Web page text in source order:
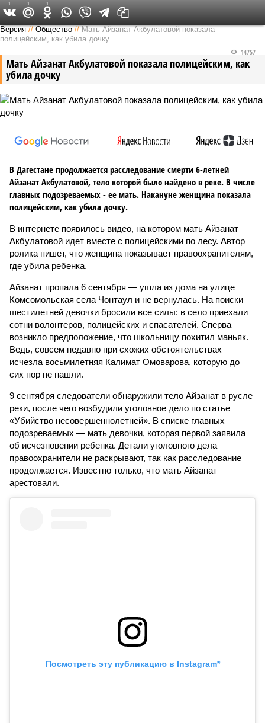
Версия на Кавказе
Версия //Общество //Мать Айзанат Акбулатовой показала
полицейским, как убила дочку
Мать Айзанат Акбулатовой показала полицейским, как
убила дочку
14757
В Дагестане продолжается расследование смерти 6-летней
Айзанат Акбулатовой, тело которой было найдено в реке. В числе
главных подозреваемых - ее мать. Накануне женщина показала
полицейским, как убила дочку.
В интернете появилось видео, на котором мать Айзанат
Акбулатовой идет вместе с полицейскими по лесу. Автор
ролика пишет, что женщина показывает правоохранителям,
где убила ребенка.
Айзанат пропала 6 сентября — ушла из дома на улице
Комсомольская села Чонтаул и не вернулась. На поиски
шестилетней девочки бросили все силы: в село приехали
сотни волонтеров, полицейских и спасателей. Сперва
возникло предположение, что школьницу похитил маньяк.
Ведь, совсем недавно при схожих обстоятельствах
исчезла восьмилетняя Калимат Омоварова, которую до
сих пор не нашли.
9 сентября следователи обнаружили тело Айзанат в русле
реки, после чего возбудили уголовное дело по статье
«Убийство несовершеннолетней». В списке главных
подозреваемых — мать девочки, которая первой заявила
об исчезновении ребенка. Детали уголовного дела
правоохранители не раскрывают, так как расследование
продолжается. Известно только, что мать Айзанат
арестовали.
Посмотреть эту публикацию в Instagram*
1 1 1